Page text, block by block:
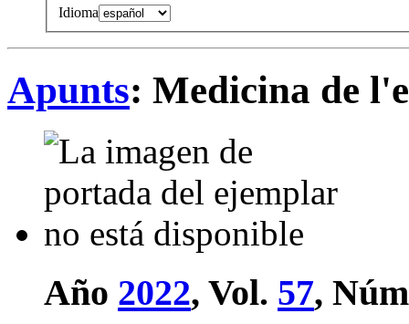
Idioma
Apunts: Medicina de
Año 2022, Vol. 57,